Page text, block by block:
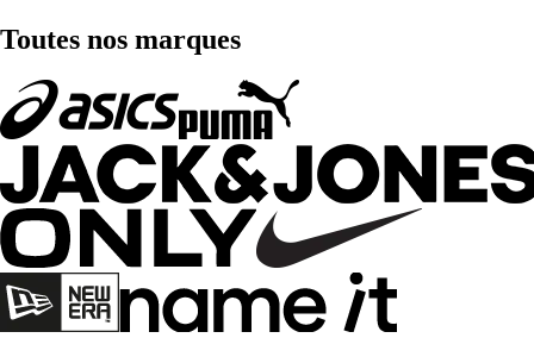
Toutes nos marques